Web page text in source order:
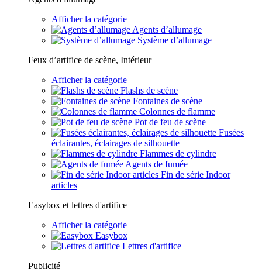
Afficher la catégorie
Agents d’allumage
Système d’allumage
Feux d’artifice de scène, Intérieur
Afficher la catégorie
Flashs de scène
Fontaines de scène
Colonnes de flamme
Pot de feu de scène
Fusées
éclairantes, éclairages de silhouette
Flammes de cylindre
Agents de fumée
Fin de série Indoor
articles
Easybox et lettres d'artifice
Afficher la catégorie
Easybox
Lettres d'artifice
Publicité